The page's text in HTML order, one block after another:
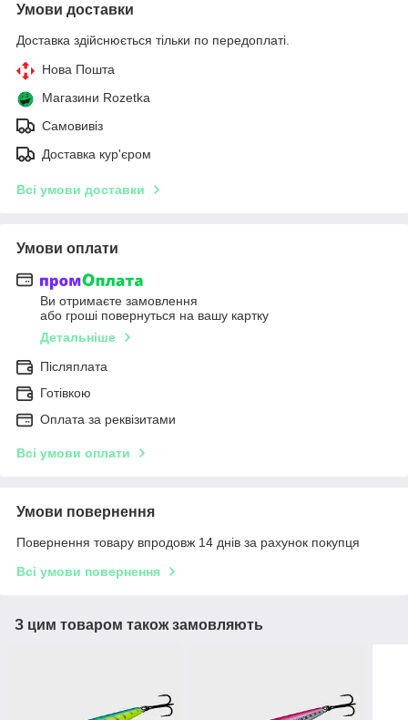
Умови доставки
Доставка здійснюється тільки по передоплаті.
Нова Пошта
Магазини Rozetka
Самовивіз
Доставка кур'єром
Всі умови доставки
Умови оплати
Ви отримаєте замовлення
або гроші повернуться на вашу картку
Детальніше
Післяплата
Готівкою
Оплата за реквізитами
Всі умови оплати
Умови повернення
Повернення товару впродовж 14 днів за рахунок покупця
Всі умови повернення
З цим товаром також замовляють